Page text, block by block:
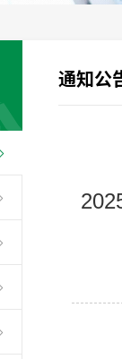
通知公